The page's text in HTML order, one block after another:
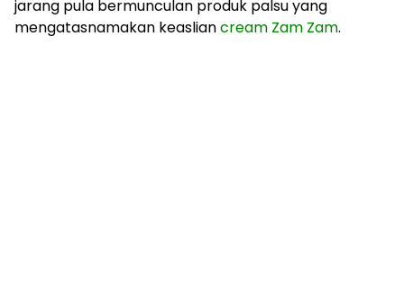
jarang pula bermunculan produk palsu yang
mengatasnamakan keasliancream Zam Zam.